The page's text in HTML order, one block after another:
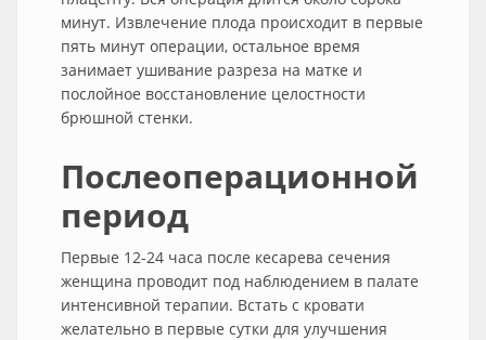
минут. Извлечение плода происходит в первые
пять минут операции, остальное время
занимает ушивание разреза на матке и
послойное восстановление целостности
брюшной стенки.
Послеоперационной
период
Первые 12-24 часа после кесарева сечения
женщина проводит под наблюдением в палате
интенсивной терапии. Встать с кровати
желательно в первые сутки для улучшения